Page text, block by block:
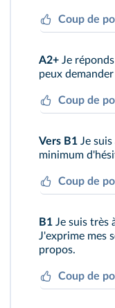
Coup de
A2+ Je
peux
Coup de
à répondre.
Vers B1 Je
minimum
Coup de
j'aime dans
B1 Je suis très
J'exprime mes
propos.
Coup de